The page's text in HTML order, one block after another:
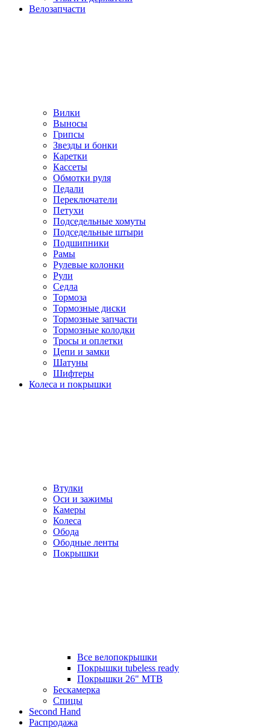
Велозапчасти
Вилки
Выносы
Грипсы
Звезды и бонки
Каретки
Кассеты
Обмотки руля
Педали
Переключатели
Петухи
Подседельные хомуты
Подседельные штыри
Подшипники
Рамы
Рулевые колонки
Рули
Седла
Тормоза
Тормозные диски
Тормозные запчасти
Тормозные колодки
Тросы и оплетки
Цепи и замки
Шатуны
Шифтеры
Колеса и покрышки
Втулки
Оси и зажимы
Камеры
Колeса
Обода
Ободные ленты
Покрышки
Все велопокрышки
Покрышки tubeless ready
Покрышки 26" MTB
Бескамерка
Спицы
Second Hand
Распродажа